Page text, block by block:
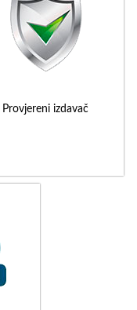
Provjereni izdavač